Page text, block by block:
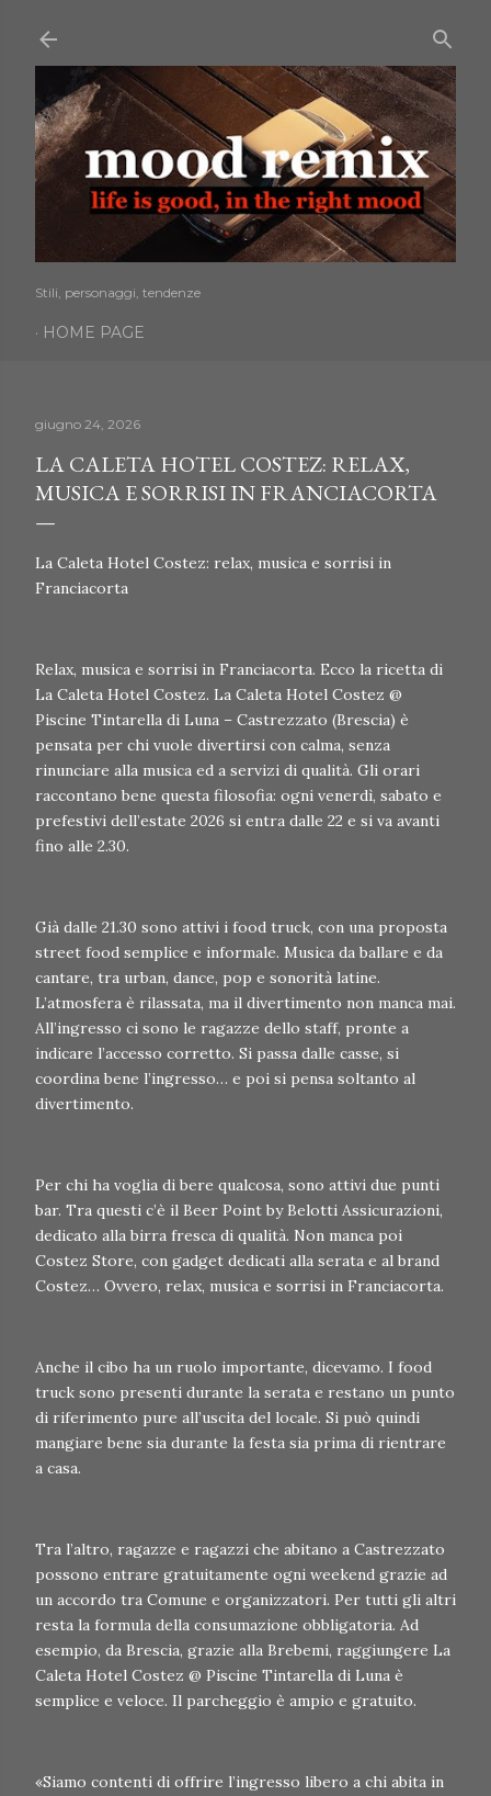
Stili, personaggi, tendenze
HOME PAGE
giugno 24, 2026
LA CALETA HOTEL COSTEZ: RELAX,
MUSICA E SORRISI IN FRANCIACORTA
La Caleta Hotel Costez: relax, musica e sorrisi in
Franciacorta
Relax, musica e sorrisi in Franciacorta. Ecco la ricetta di
La Caleta Hotel Costez. La Caleta Hotel Costez @
Piscine Tintarella di Luna – Castrezzato (Brescia) è
pensata per chi vuole divertirsi con calma, senza
rinunciare alla musica ed a servizi di qualità. Gli orari
raccontano bene questa filosofia: ogni venerdì, sabato e
prefestivi dell’estate 2026 si entra dalle 22 e si va avanti
fino alle 2.30.
Già dalle 21.30 sono attivi i food truck, con una proposta
street food semplice e informale. Musica da ballare e da
cantare, tra urban, dance, pop e sonorità latine.
L’atmosfera è rilassata, ma il divertimento non manca mai.
All’ingresso ci sono le ragazze dello staff, pronte a
indicare l’accesso corretto. Si passa dalle casse, si
coordina bene l’ingresso… e poi si pensa soltanto al
divertimento.
Per chi ha voglia di bere qualcosa, sono attivi due punti
bar. Tra questi c’è il Beer Point by Belotti Assicurazioni,
dedicato alla birra fresca di qualità. Non manca poi
Costez Store, con gadget dedicati alla serata e al brand
Costez… Ovvero, relax, musica e sorrisi in Franciacorta.
Anche il cibo ha un ruolo importante, dicevamo. I food
truck sono presenti durante la serata e restano un punto
di riferimento pure all’uscita del locale. Si può quindi
mangiare bene sia durante la festa sia prima di rientrare
a casa.
Tra l’altro, ragazze e ragazzi che abitano a Castrezzato
possono entrare gratuitamente ogni weekend grazie ad
un accordo tra Comune e organizzatori. Per tutti gli altri
resta la formula della consumazione obbligatoria. Ad
esempio, da Brescia, grazie alla Brebemi, raggiungere La
Caleta Hotel Costez @ Piscine Tintarella di Luna è
semplice e veloce. Il parcheggio è ampio e gratuito.
«Siamo contenti di offrire l’ingresso libero a chi abita in